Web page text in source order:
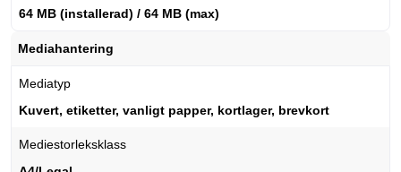
64 MB (installerad) / 64 MB (max)
Mediahantering
Mediatyp
Kuvert, etiketter, vanligt papper, kortlager, brevkort
Mediestorleksklass